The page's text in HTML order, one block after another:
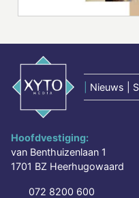
Nieuws |
Hoofdvestiging:
van Benthuizenlaan 1
1701 BZ Heerhugowaard
072 8200 600